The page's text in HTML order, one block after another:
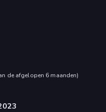
de afgelopen 6 maanden)